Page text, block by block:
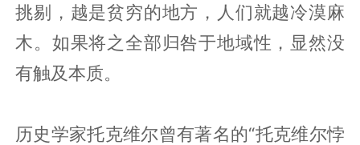
挑剔，越是贫穷的地方，人们就越冷漠麻
木。如果将之全部归咎于地域性，显然没
有触及本质。
历史学家托克维尔曾有著名的“托克维尔悖